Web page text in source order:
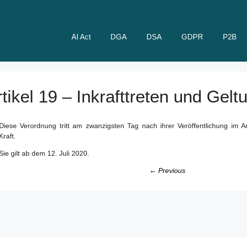
AI Act DGA DSA GDPR P2B
19 – Inkrafttreten und
Diese Verordnung tritt am zwanzigsten Tag nach ihrer Veröffentlichung im
Kraft.
gilt ab dem 12. Juli 2020.
← Previous